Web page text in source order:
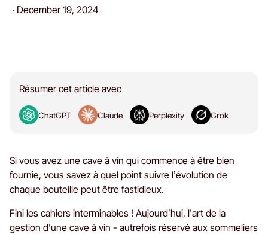
· December 19, 2024
Résumer cet article avec
ChatGPT Claude Perplexity Grok
Si vous avez une cave à vin qui commence à être bien
fournie, vous savez à quel point suivre l’évolution de
chaque bouteille peut être fastidieux.
Fini les cahiers interminables ! Aujourd’hui, l'art de la
gestion d'une cave à vin - autrefois réservé aux sommeliers